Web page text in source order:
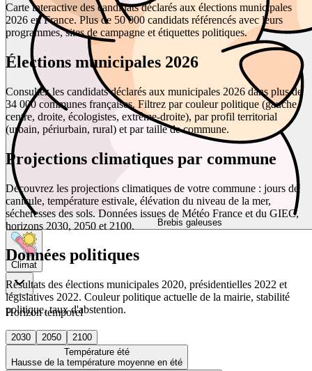
Brebis galeuses
Climat
Horizon temporel
2030 2050
2100
Température été
Hausse de la température moyenne en été
Carte interactive des candidats déclarés aux élections municipales
2026 en France. Plus de 50 000 candidats référencés avec leurs
programmes, sites de campagne et étiquettes politiques.
Élections municipales 2026
Consultez les candidats déclarés aux municipales 2026 dans plus de
34 000 communes françaises. Filtrez par couleur politique (gauche,
centre, droite, écologistes, extrême-droite), par profil territorial
(urbain, périurbain, rural) et par taille de commune.
Projections climatiques par commune
Découvrez les projections climatiques de votre commune : jours de
canicule, température estivale, élévation du niveau de la mer,
sécheresses des sols. Données issues de Météo France et du GIEC,
horizons 2030, 2050 et 2100.
Données politiques
Résultats des élections municipales 2020, présidentielles 2022 et
législatives 2022. Couleur politique actuelle de la mairie, stabilité
politique, taux d'abstention.